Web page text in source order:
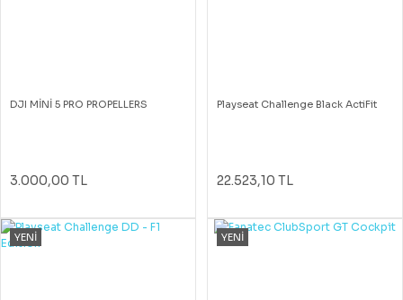
DJI MİNİ 5 PRO PROPELLERS
3.000,00 TL
Playseat Challenge Black ActiFit
22.523,10 TL
YENİ YENİ